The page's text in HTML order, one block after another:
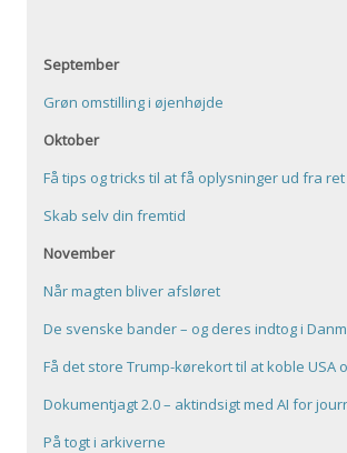
September
Grøn omstilling i øjenhøjde
Oktober
Få tips og tricks til at få oplysninger ud fra
Skab selv din fremtid
November
Når magten bliver afsløret
De svenske bander – og deres indtog i
Få det store Trump-kørekort til at koble USA
Dokumentjagt 2.0 – aktindsigt med AI for
På togt i arkiverne